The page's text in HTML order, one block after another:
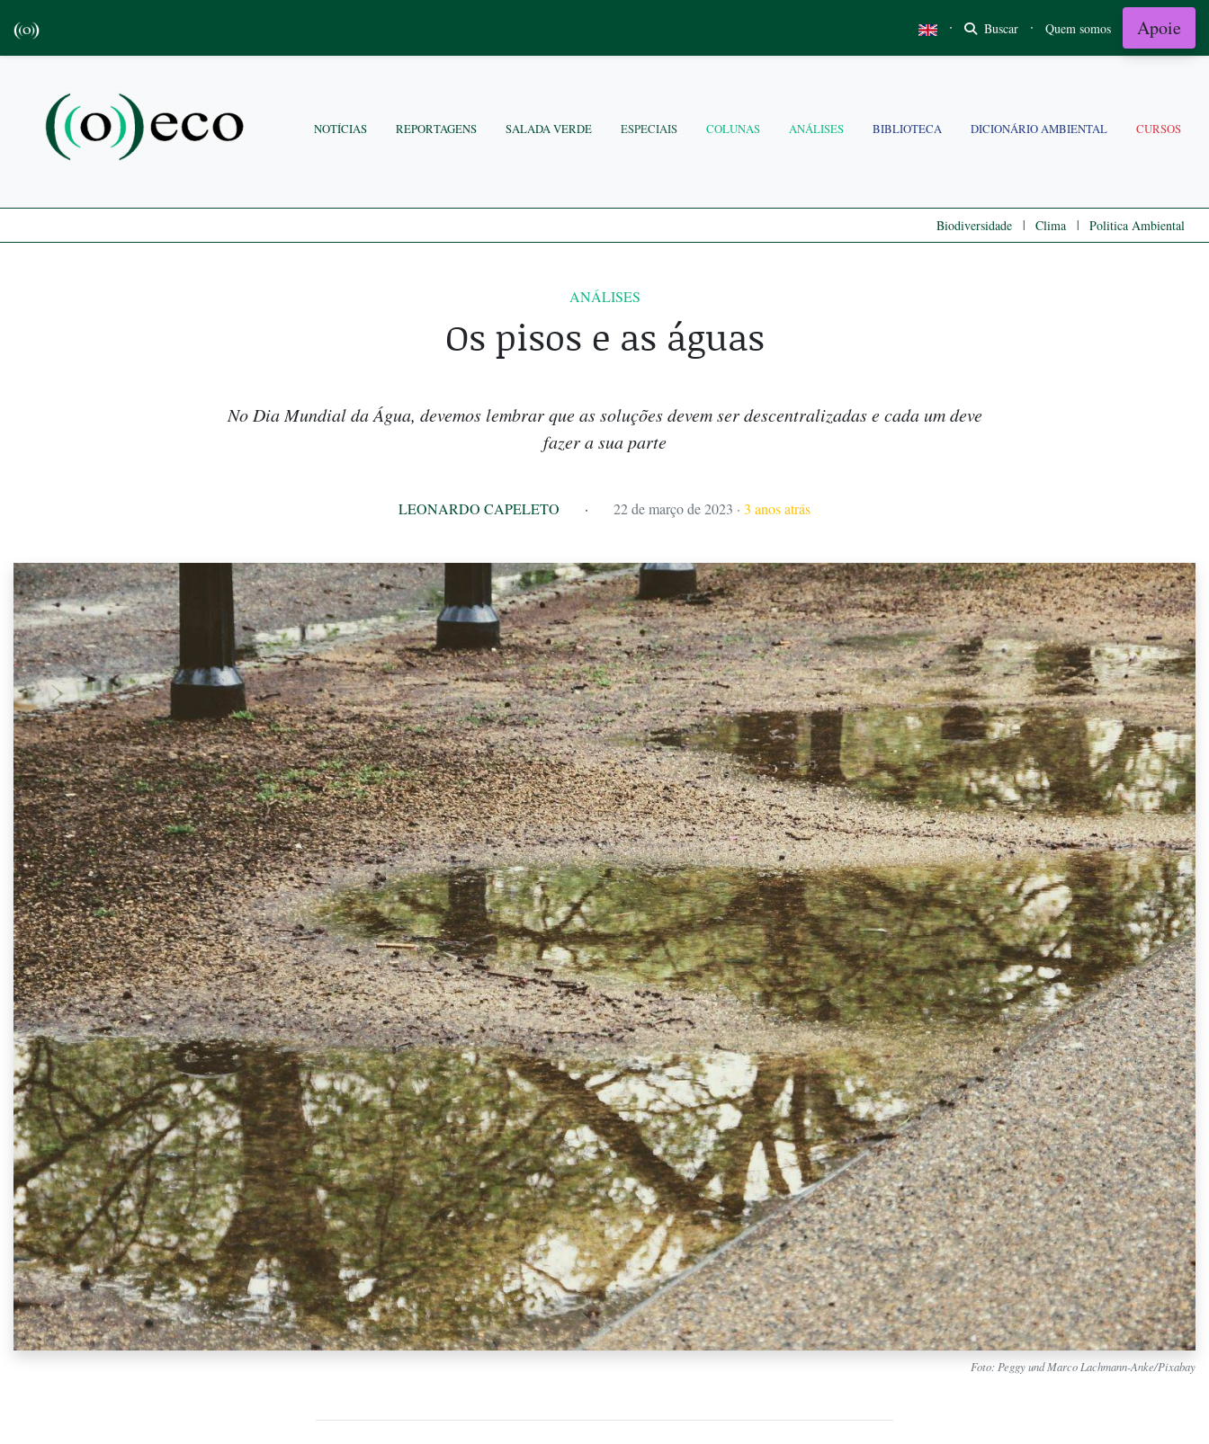
· Buscar · Quem somos Apoie
NOTÍCIAS REPORTAGENS SALADA VERDE ESPECIAIS COLUNAS ANÁLISES BIBLIOTECA DICIONÁRIO AMBIENTAL CURSOS
Biodiversidade | Clima | Politica Ambiental
ANÁLISES
Os pisos e as águas
No Dia Mundial da Água, devemos lembrar que as soluções devem ser descentralizadas e cada um deve
fazer a sua parte
LEONARDO CAPELETO · 22 de março de 2023 · 3 anos atrás
Foto: Peggy und Marco Lachmann-Anke/Pixabay